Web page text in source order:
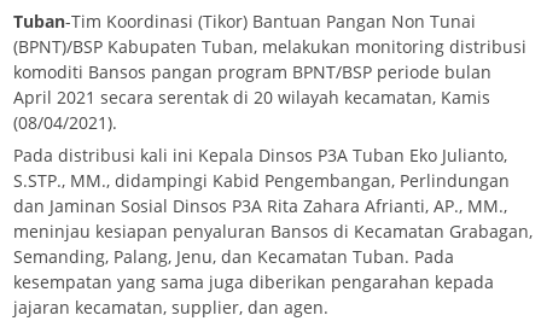
Tuban-Tim Koordinasi (Tikor) Bantuan Pangan Non Tunai
(BPNT)/BSP Kabupaten Tuban, melakukan monitoring distribusi
komoditi Bansos pangan program BPNT/BSP periode bulan
April 2021 secara serentak di 20 wilayah kecamatan, Kamis
(08/04/2021).
Pada distribusi kali ini Kepala Dinsos P3A Tuban Eko Julianto,
S.STP., MM., didampingi Kabid Pengembangan, Perlindungan
dan Jaminan Sosial Dinsos P3A Rita Zahara Afrianti, AP., MM.,
meninjau kesiapan penyaluran Bansos di Kecamatan Grabagan,
Semanding, Palang, Jenu, dan Kecamatan Tuban. Pada
kesempatan yang sama juga diberikan pengarahan kepada
jajaran kecamatan, supplier, dan agen.